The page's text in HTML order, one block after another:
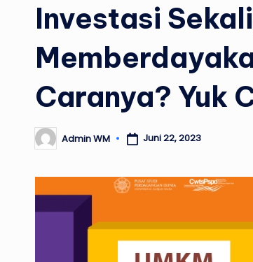
Investasi
Caranya? Yuk
Posted
by
Admin WM Juni 22, 2023